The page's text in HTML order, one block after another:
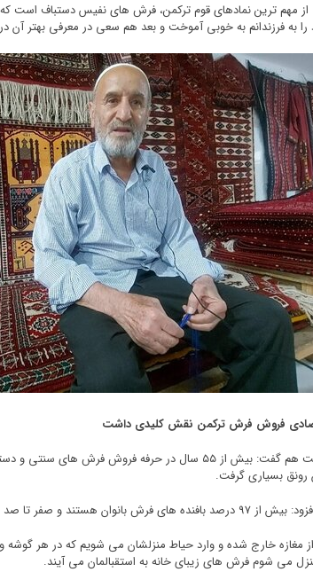
مهم ترین نمادهای قوم ترکمن، فرش های نفیس دستباف است
به فرزندانم به خوبی آموخت و بعد هم سعی در معرفی بهتر آن در
فروش فرش ترکمن نقش کلیدی داشت
پدر همیسر خانم کرامت هم گفت: بیش از ۵۵ سال در
رونق بسیاری گرفت.
صفر تا صد کار توسط آنها انجام می شود.
مغازه خارج شده و وارد حیاط منزلشان می شویم که در هر گوشه
می شوم فرش های زیبای خانه به استقبالمان می آیند.